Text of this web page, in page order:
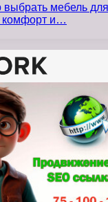
выбрать мебель
комфорт и…